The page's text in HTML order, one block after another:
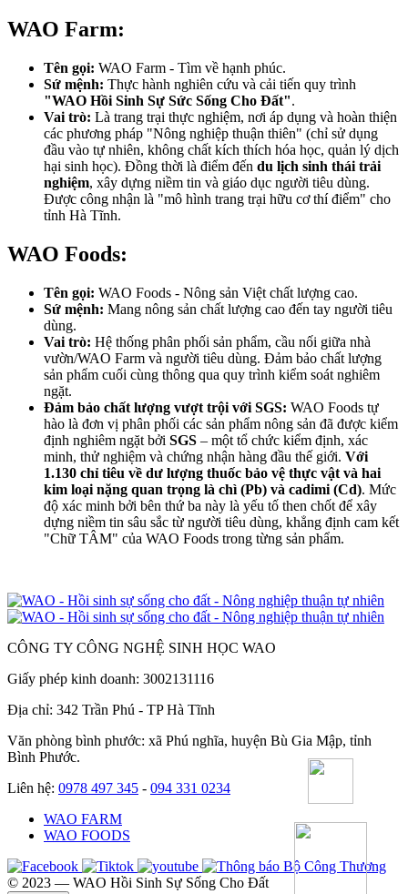
WAO Farm:
Tên gọi: WAO Farm - Tìm về hạnh phúc.
Sứ mệnh: Thực hành nghiên cứu và cải tiến quy trình
"WAO Hồi Sinh Sự Sức Sống Cho Đất".
Vai trò: Là trang trại thực nghiệm, nơi áp dụng và hoàn thiện
các phương pháp "Nông nghiệp thuận thiên" (chỉ sử dụng
đầu vào tự nhiên, không chất kích thích hóa học, quản lý dịch
hại sinh học). Đồng thời là điểm đến du lịch sinh thái trải
nghiệm, xây dựng niềm tin và giáo dục người tiêu dùng.
Được công nhận là "mô hình trang trại hữu cơ thí điểm" cho
tỉnh Hà Tĩnh.
WAO Foods:
Tên gọi: WAO Foods - Nông sản Việt chất lượng cao.
Sứ mệnh: Mang nông sản chất lượng cao đến tay người tiêu
dùng.
Vai trò: Hệ thống phân phối sản phẩm, cầu nối giữa nhà
vườn/WAO Farm và người tiêu dùng. Đảm bảo chất lượng
sản phẩm cuối cùng thông qua quy trình kiểm soát nghiêm
ngặt.
Đảm bảo chất lượng vượt trội với SGS: WAO Foods tự
hào là đơn vị phân phối các sản phẩm nông sản đã được kiểm
định nghiêm ngặt bởi SGS – một tổ chức kiểm định, xác
minh, thử nghiệm và chứng nhận hàng đầu thế giới. Với
1.130 chỉ tiêu về dư lượng thuốc bảo vệ thực vật và hai
kim loại nặng quan trọng là chì (Pb) và cadimi (Cd). Mức
độ xác minh bởi bên thứ ba này là yếu tố then chốt để xây
dựng niềm tin sâu sắc từ người tiêu dùng, khẳng định cam kết
"Chữ TÂM" của WAO Foods trong từng sản phẩm.
CÔNG TY CÔNG NGHỆ SINH HỌC WAO
Giấy phép kinh doanh: 3002131116
Địa chỉ: 342 Trần Phú - TP Hà Tĩnh
Văn phòng bình phước: xã Phú nghĩa, huyện Bù Gia Mập, tỉnh
Bình Phước.
Liên hệ: 0978 497 345 - 094 331 0234
WAO FARM
WAO FOODS
©️ 2023 — WAO Hồi Sinh Sự Sống Cho Đất